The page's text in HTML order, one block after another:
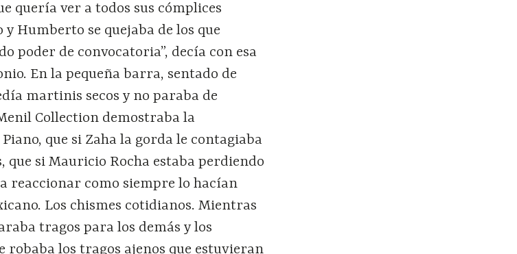
quería ver a todos sus cómplices
Humberto se quejaba de los que
poder de convocatoria”, decía con esa
En la pequeña barra, sentado de
martinis secos y no paraba de
Collection demostraba la
que si Zaha la gorda le contagiaba
si Mauricio Rocha estaba perdiendo
reaccionar como siempre lo hacían
Los chismes cotidianos. Mientras
tragos para los demás y los
robaba los tragos ajenos que estuvieran